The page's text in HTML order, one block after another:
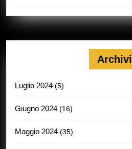
Archivi
Luglio 2024 (5)
Giugno 2024 (16)
Maggio 2024 (35)